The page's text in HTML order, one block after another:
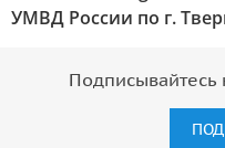
УМВД России по г.